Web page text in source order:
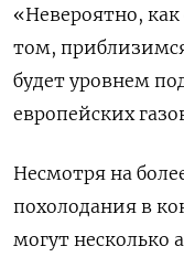
«Невероятно,
том,
будет уровнем
европейских
Несмотря на
похолодания в
могут несколько